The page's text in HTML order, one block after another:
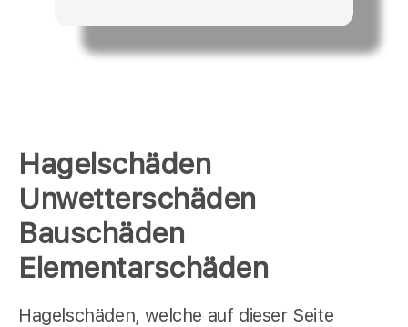
Hagelschäden
Unwetterschäden
Bauschäden
Elementarschäden
Hagelschäden, welche auf dieser Seite